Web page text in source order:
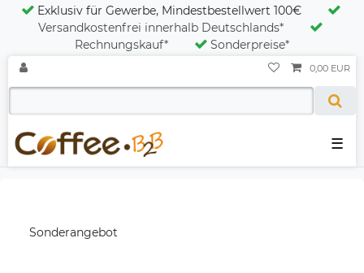
Exklusiv für Gewerbe, Mindestbestellwert 100€
Versandkostenfrei innerhalb Deutschlands*
Rechnungskauf*
Sonderpreise*
☰
0,00 EUR
Sonderangebot